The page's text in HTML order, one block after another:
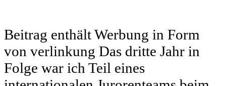
Beitrag enthält Werbung in Form
von verlinkung Das dritte Jahr in
Folge war ich Teil eines